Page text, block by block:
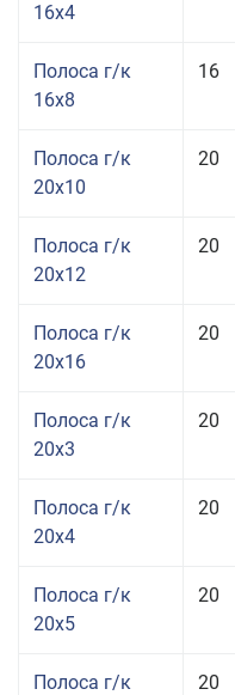
16x4
Полоса г/к
16x8
16
Полоса г/к
20x10
20
Полоса г/к
20x12
20
Полоса г/к
20x16
20
Полоса г/к
20x3
20
Полоса г/к
20x4
20
Полоса г/к
20x5
20
Полоса г/к
20